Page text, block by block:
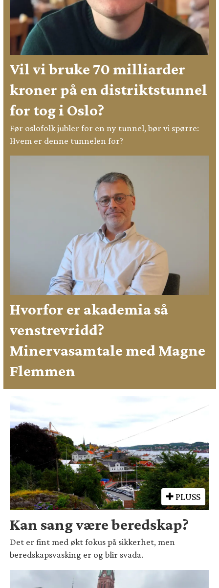
Vil vi bruke 70 milliarder
kroner på en distriktstunnel
for tog i Oslo?
Før oslofolk jubler for en ny tunnel, bør vi spørre:
Hvem er denne tunnelen for?
Hvorfor er akademia så
venstrevridd?
Minervasamtale med Magne
Flemmen
PLUSS
Kan sang være beredskap?
Det er fint med økt fokus på sikkerhet, men
beredskapsvasking er og blir svada.